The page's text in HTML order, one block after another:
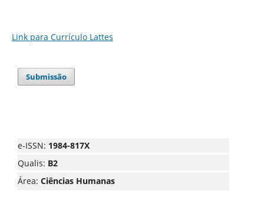
Link para Currículo Lattes
Submissão
e-ISSN: 1984-817X
Qualis: B2
Área: Ciências Humanas